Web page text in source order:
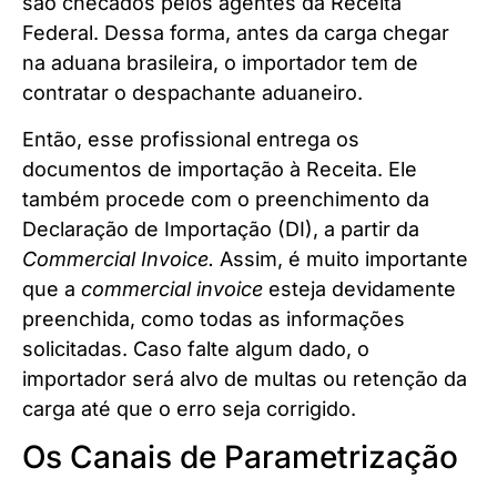
Federal. Dessa forma, antes da carga chegar
na aduana brasileira, o importador tem de
contratar o despachante aduaneiro.
Então, esse profissional entrega os
documentos de importação à Receita. Ele
também procede com o preenchimento da
Declaração de Importação (DI), a partir da
Commercial Invoice. Assim, é muito importante
que a commercial invoice esteja devidamente
preenchida, como todas as informações
solicitadas. Caso falte algum dado, o
importador será alvo de multas ou retenção da
carga até que o erro seja corrigido.
Os Canais de Parametrização